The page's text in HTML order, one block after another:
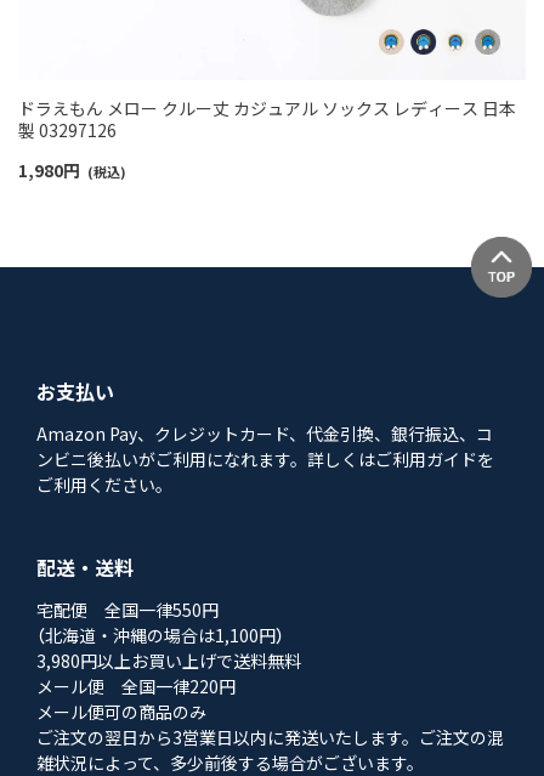
ドラえもん メロー クルー丈 カジュアル ソックス レディース 日本
製 03297126
1,980円 (税込)
お支払い
Amazon Pay、クレジットカード、代金引換、銀行振込、コ
ンビニ後払いがご利用になれます。詳しくはご利用ガイドを
ご利用ください。
配送・送料
宅配便 全国一律550円
（北海道・沖縄の場合は1,100円）
3,980円以上お買い上げで送料無料
メール便 全国一律220円
メール便可の商品のみ
ご注文の翌日から3営業日以内に発送いたします。ご注文の混
雑状況によって、多少前後する場合がございます。